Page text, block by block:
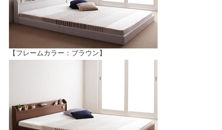
【フレームカラー：ブラウン】